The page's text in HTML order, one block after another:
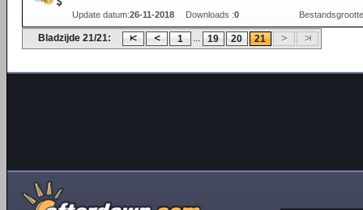
Update datum:26-11-2018 Downloads :0
Bladzijde 21/21: 1 ... 19 20 21